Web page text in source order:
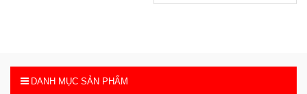
DANH MỤC SẢN PHẨM